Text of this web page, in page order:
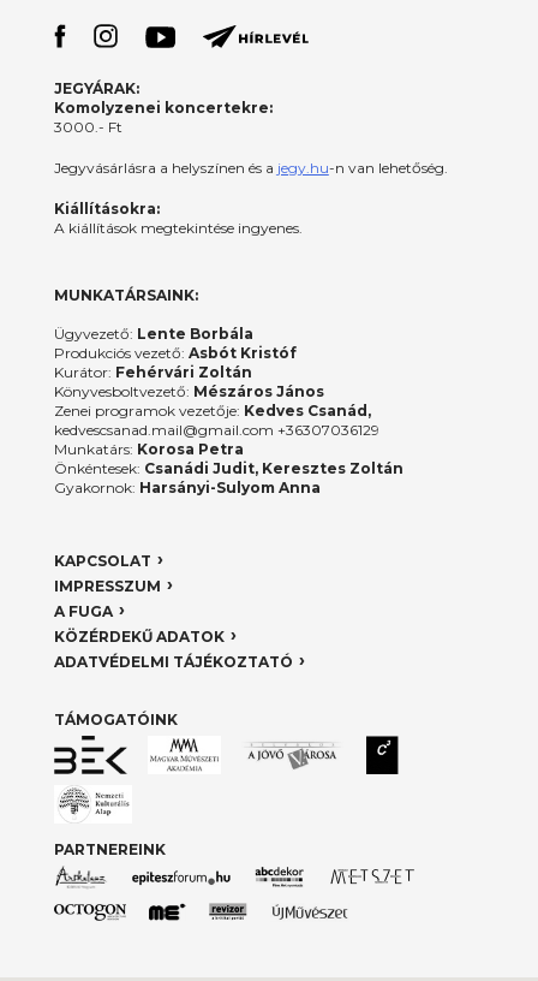
JEGYÁRAK:
Komolyzenei koncertekre:
3000.- Ft
Jegyvásárlásra a helyszínen és a jegy.hu-n van lehetőség.
Kiállításokra:
A kiállítások megtekintése ingyenes.
MUNKATÁRSAINK:
Ügyvezető: Lente Borbála
Produkciós vezető: Asbót Kristóf
Kurátor: Fehérvári Zoltán
Könyvesboltvezető: Mészáros János
Zenei programok vezetője: Kedves Csanád,
kedvescsanad.mail@gmail.com +36307036129
Munkatárs: Korosa Petra
Önkéntesek: Csanádi Judit, Keresztes Zoltán
Gyakornok: Harsányi-Sulyom Anna
KAPCSOLAT
IMPRESSZUM
A FUGA
KÖZÉRDEKŰ ADATOK
ADATVÉDELMI TÁJÉKOZTATÓ
TÁMOGATÓINK
PARTNEREINK